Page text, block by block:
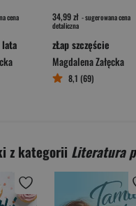
cena
34,99 zł - sugerowana cena
detaliczna
zŁap szczęście
Magdalena Załęcka
8,1 (69)
z kategorii Literatura